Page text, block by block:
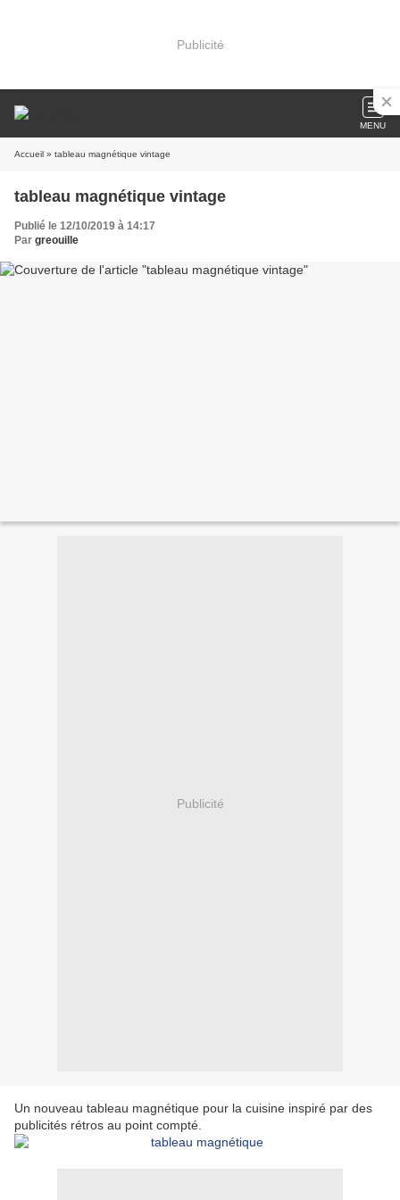
Publicité
MENU
Accueil » tableau magnétique vintage
tableau magnétique vintage
Publié le 12/10/2019 à 14:17
Par greouille
Publicité
Un nouveau tableau magnétique pour la cuisine inspiré par des
publicités rétros au point compté.